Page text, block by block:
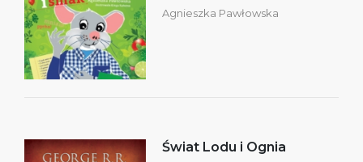
Agnieszka Pawłowska
Świat Lodu i Ognia